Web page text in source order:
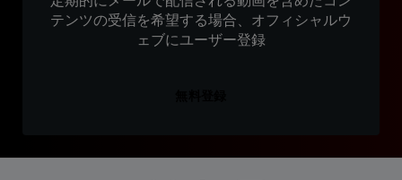
テンツの受信を希望する場合、オフィシャルウ
ェブにユーザー登録